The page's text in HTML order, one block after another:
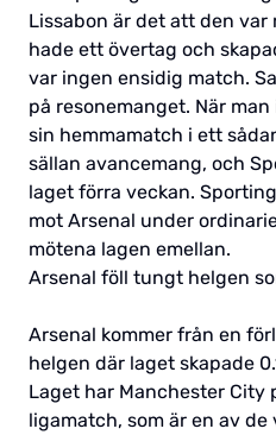
Lissabon är det att den var
hade ett övertag och
var ingen ensidig match.
på resonemanget. När
sin hemmamatch i ett
sällan avancemang, och
laget förra veckan.
mot Arsenal under
mötena lagen emellan.
Arsenal föll tungt helgen
Arsenal kommer från en
helgen där laget skapade
Laget har Manchester City
ligamatch, som är en av